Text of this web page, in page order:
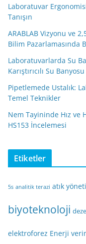
Laboratuvar
Tanışın
ARABLAB Vizyonu ve
Bilim Pazarlamasında
Laboratuvarlarda Su
Karıştırıcılı Su
Pipetlemede Ustalık:
Temel Teknikler
Nem Tayininde Hız ve
HS153 İncelemesi
Etiketler
5s analitik terazi atık
biyoteknoloji
elektroforez Enerji